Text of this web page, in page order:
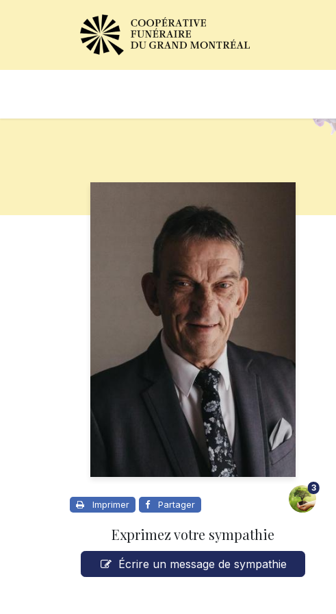
Imprimer Partager
3
Exprimez votre sympathie
Écrire un message de sympathie